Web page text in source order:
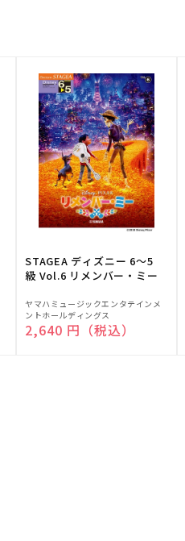
STAGEA ディズニー 6～5
級 Vol.6 リメンバー・ミー
販
売
元:
ヤマハミュージックエンタテインメ
ントホールディングス
通常価格
2,640 円（税込）